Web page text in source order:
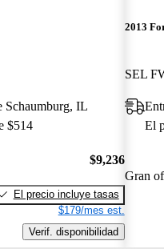
Schaumburg, IL
$514
$9,236
El precio incluye tasas
$179/mes est.
Verif. disponibilidad
2013
SEL
El
Gran